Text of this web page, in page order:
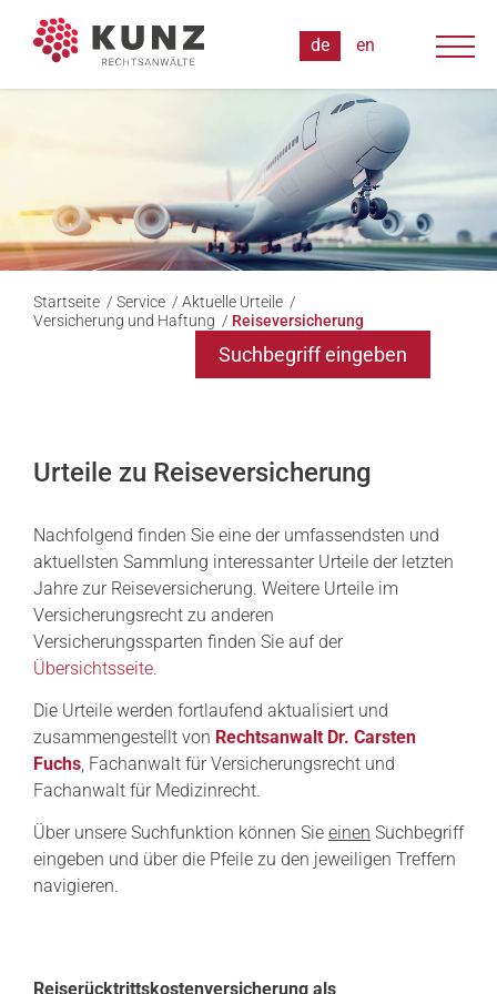
Startseite / Service / Aktuelle Urteile /
Versicherung und Haftung / Reiseversicherung
Suchbegriff eingeben
Urteile zu Reiseversicherung
Nachfolgend finden Sie eine der umfassendsten und
aktuellsten Sammlung interessanter Urteile der letzten
Jahre zur Reiseversicherung. Weitere Urteile im
Versicherungsrecht zu anderen
Versicherungssparten finden Sie auf der
Übersichtsseite.
Die Urteile werden fortlaufend aktualisiert und
zusammengestellt von Rechtsanwalt Dr. Carsten
Fuchs , Fachanwalt für Versicherungsrecht und
Fachanwalt für Medizinrecht.
Über unsere Suchfunktion können Sie einen Suchbegriff
eingeben und über die Pfeile zu den jeweiligen Treffern
navigieren.
Reiserücktrittskostenversicherung als